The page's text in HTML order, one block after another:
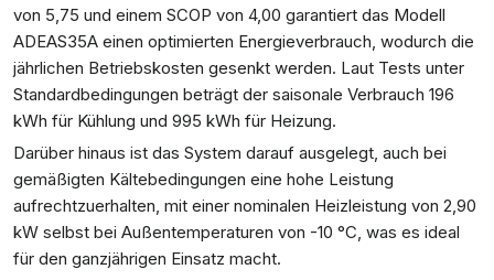
von 5,75 und einem SCOP von 4,00 garantiert das Modell
ADEAS35A einen optimierten Energieverbrauch, wodurch die
jährlichen Betriebskosten gesenkt werden. Laut Tests unter
Standardbedingungen beträgt der saisonale Verbrauch 196
kWh für Kühlung und 995 kWh für Heizung.
Darüber hinaus ist das System darauf ausgelegt, auch bei
gemäßigten Kältebedingungen eine hohe Leistung
aufrechtzuerhalten, mit einer nominalen Heizleistung von 2,90
kW selbst bei Außentemperaturen von -10 °C, was es ideal
für den ganzjährigen Einsatz macht.